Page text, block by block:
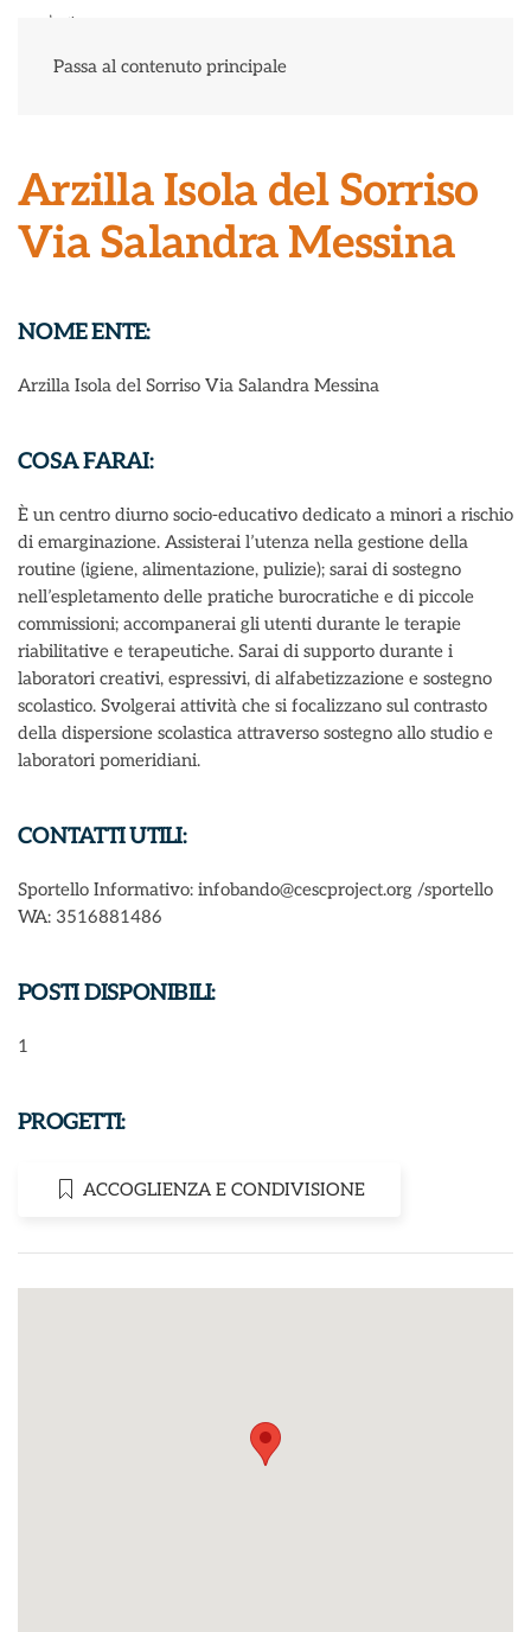
Passa al contenuto principale
Arzilla Isola del Sorriso
Via Salandra Messina
NOME ENTE:
Arzilla Isola del Sorriso Via Salandra Messina
COSA FARAI:
È un centro diurno socio-educativo dedicato a minori a rischio
di emarginazione. Assisterai l’utenza nella gestione della
routine (igiene, alimentazione, pulizie); sarai di sostegno
nell’espletamento delle pratiche burocratiche e di piccole
commissioni; accompanerai gli utenti durante le terapie
riabilitative e terapeutiche. Sarai di supporto durante i
laboratori creativi, espressivi, di alfabetizzazione e sostegno
scolastico. Svolgerai attività che si focalizzano sul contrasto
della dispersione scolastica attraverso sostegno allo studio e
laboratori pomeridiani.
CONTATTI UTILI:
Sportello Informativo: infobando@cescproject.org /sportello
WA: 3516881486
POSTI DISPONIBILI:
1
PROGETTI:
ACCOGLIENZA E CONDIVISIONE